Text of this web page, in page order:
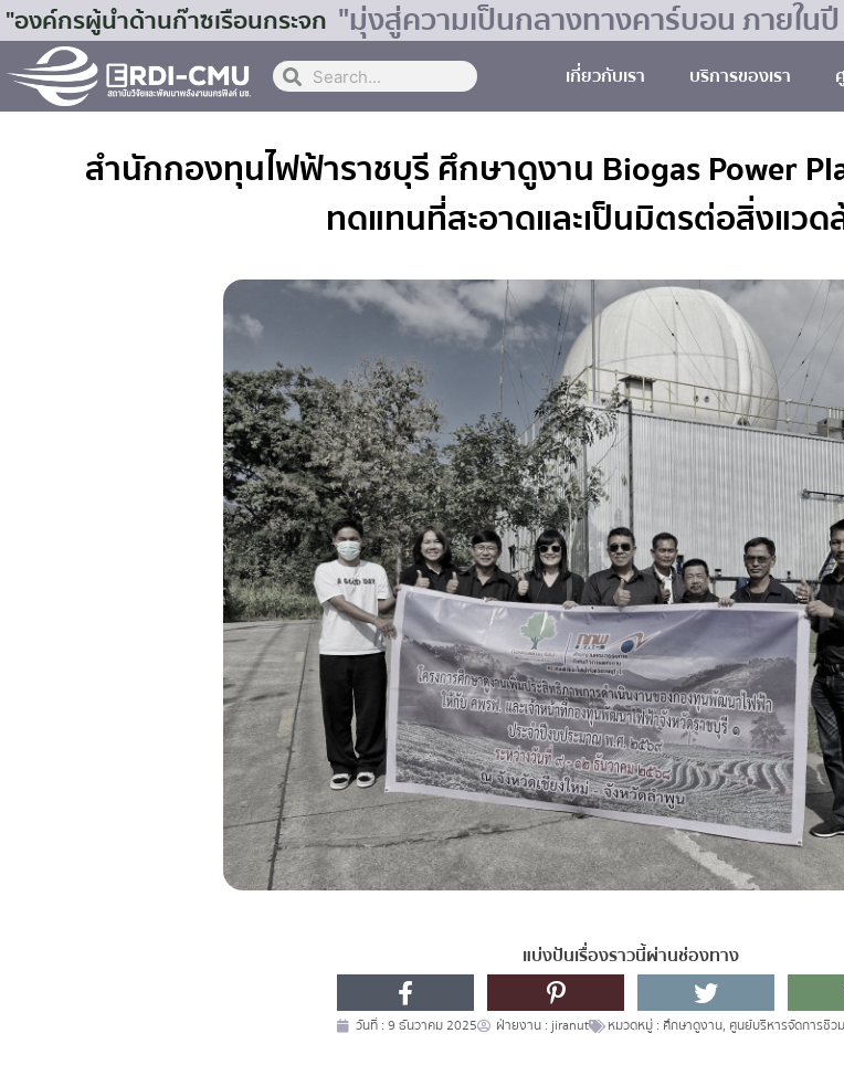
"องค์กรผู้นำด้านก๊าซเรือนกระจก "มุ่งสู่ความเป็นกลางทางคาร์บอน ภายใน
เกี่ยวกับเรา บริการของเรา
สำนักกองทุนไฟฟ้าราชบุรี ศึกษาดูงาน Biogas Power
ทดแทนที่สะอาดและเป็นมิตรต่อสิ่งแว
แบ่งปันเรื่องราวนี้ผ่านช่องทาง
วันที่ : 9 ธันวาคม 2025 ฝ่ายงาน : jiranut หมวดหมู่ : ศึกษาดูงาน, ศูนย์บริหารจัดการชีว